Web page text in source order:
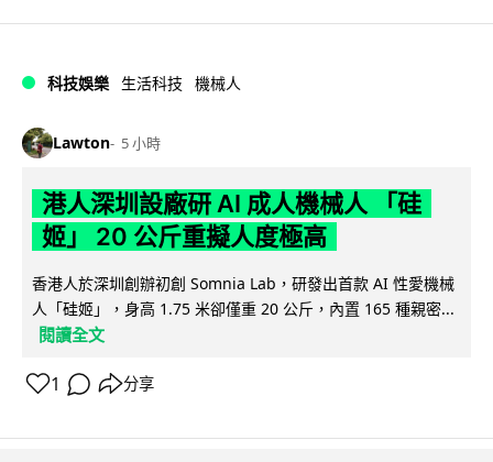
科技娛樂 生活科技 機械人
Lawton 5 小時
港人深圳設廠研 AI 成人機械人 「硅
姬」 20 公斤重擬人度極高
香港人於深圳創辦初創 Somnia Lab，研發出首款 AI 性愛機械
人「硅姬」，身高 1.75 米卻僅重 20 公斤，內置 165 種親密...
閱讀全文
1 分享